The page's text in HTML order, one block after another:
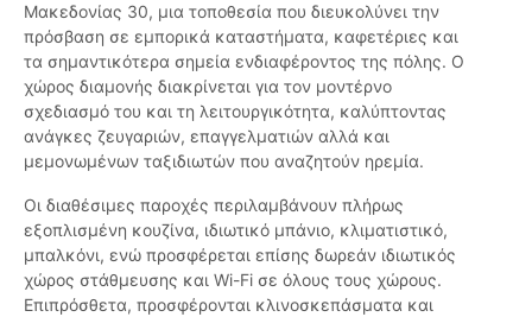
Μακεδονίας 30, μια τοποθεσία που διευκολύνει την
πρόσβαση σε εμπορικά καταστήματα, καφετέριες και
τα σημαντικότερα σημεία ενδιαφέροντος της πόλης. Ο
χώρος διαμονής διακρίνεται για τον μοντέρνο
σχεδιασμό του και τη λειτουργικότητα, καλύπτοντας
ανάγκες ζευγαριών, επαγγελματιών αλλά και
μεμονωμένων ταξιδιωτών που αναζητούν ηρεμία.
Οι διαθέσιμες παροχές περιλαμβάνουν πλήρως
εξοπλισμένη κουζίνα, ιδιωτικό μπάνιο, κλιματιστικό,
μπαλκόνι, ενώ προσφέρεται επίσης δωρεάν ιδιωτικός
χώρος στάθμευσης και Wi-Fi σε όλους τους χώρους.
Επιπρόσθετα, προσφέρονται κλινοσκεπάσματα και